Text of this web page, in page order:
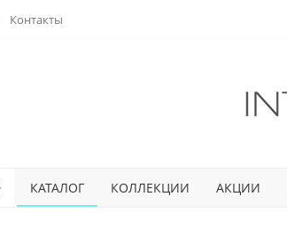
Контакты
КАТАЛОГ КОЛЛЕКЦИИ АКЦИИ